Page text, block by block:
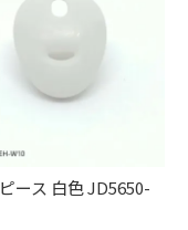
ース 白色 JD5650-